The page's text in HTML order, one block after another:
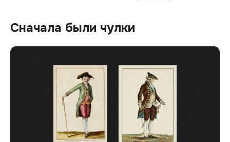
Сначала были чулки